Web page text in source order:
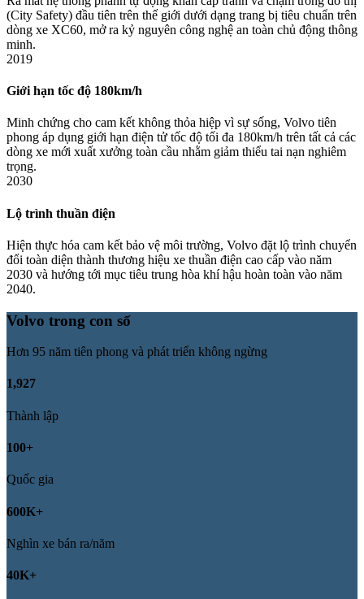
(City Safety) đầu tiên trên thế giới dưới dạng trang bị tiêu chuẩn trên
dòng xe XC60, mở ra kỷ nguyên công nghệ an toàn chủ động thông
minh.
2019
Giới hạn tốc độ 180km/h
Minh chứng cho cam kết không thỏa hiệp vì sự sống, Volvo tiên
phong áp dụng giới hạn điện tử tốc độ tối đa 180km/h trên tất cả các
dòng xe mới xuất xưởng toàn cầu nhằm giảm thiểu tai nạn nghiêm
trọng.
2030
Lộ trình thuần điện
Hiện thực hóa cam kết bảo vệ môi trường, Volvo đặt lộ trình chuyển
đổi toàn diện thành thương hiệu xe thuần điện cao cấp vào năm
2030 và hướng tới mục tiêu trung hòa khí hậu hoàn toàn vào năm
2040.
Volvo trong con số
Hơn 95 năm tiên phong và phát triển không ngừng
1,927
Thành lập
100+
Quốc gia
600K+
Nghìn xe bán ra/năm
40K+